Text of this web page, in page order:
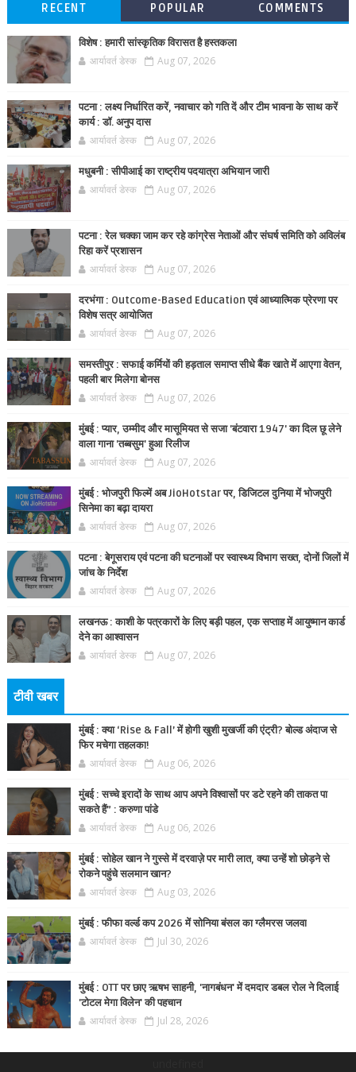
RECENT POPULAR COMMENTS
विशेष : हमारी सांस्कृतिक विरासत है हस्तकला
आर्यावर्त डेस्क Aug 07, 2026
पटना : लक्ष्य निर्धारित करें, नवाचार को गति दें और टीम भावना के साथ करें
कार्य : डॉ. अनुप दास
आर्यावर्त डेस्क Aug 07, 2026
मधुबनी : सीपीआई का राष्ट्रीय पदयात्रा अभियान जारी
आर्यावर्त डेस्क Aug 07, 2026
पटना : रेल चक्का जाम कर रहे कांग्रेस नेताओं और संघर्ष समिति को अविलंब
रिहा करें प्रशासन
आर्यावर्त डेस्क Aug 07, 2026
दरभंगा : Outcome-Based Education एवं आध्यात्मिक प्रेरणा पर
विशेष सत्र आयोजित
आर्यावर्त डेस्क Aug 07, 2026
समस्तीपुर : सफाई कर्मियों की हड़ताल समाप्त सीधे बैंक खाते में आएगा वेतन,
पहली बार मिलेगा बोनस
आर्यावर्त डेस्क Aug 07, 2026
मुंबई : प्यार, उम्मीद और मासूमियत से सजा 'बंटवारा 1947' का दिल छू लेने
वाला गाना 'तब्बसुम' हुआ रिलीज
आर्यावर्त डेस्क Aug 07, 2026
मुंबई : भोजपुरी फिल्में अब JioHotstar पर, डिजिटल दुनिया में भोजपुरी
सिनेमा का बढ़ा दायरा
आर्यावर्त डेस्क Aug 07, 2026
पटना : बेगूसराय एवं पटना की घटनाओं पर स्वास्थ्य विभाग सख्त, दोनों जिलों में
जांच के निर्देश
आर्यावर्त डेस्क Aug 07, 2026
लखनऊ : काशी के पत्रकारों के लिए बड़ी पहल, एक सप्ताह में आयुष्मान कार्ड
देने का आश्वासन
आर्यावर्त डेस्क Aug 07, 2026
टीवी खबर
मुंबई : क्या ‘Rise & Fall’ में होगी खुशी मुखर्जी की एंट्री? बोल्ड अंदाज से
फिर मचेगा तहलका!
आर्यावर्त डेस्क Aug 06, 2026
मुंबई : सच्चे इरादों के साथ आप अपने विश्वासों पर डटे रहने की ताकत पा
सकते हैं” : करुणा पांडे
आर्यावर्त डेस्क Aug 06, 2026
मुंबई : सोहेल खान ने गुस्से में दरवाज़े पर मारी लात, क्या उन्हें शो छोड़ने से
रोकने पहुंचे सलमान खान?
आर्यावर्त डेस्क Aug 03, 2026
मुंबई : फीफा वर्ल्ड कप 2026 में सोनिया बंसल का ग्लैमरस जलवा
आर्यावर्त डेस्क Jul 30, 2026
मुंबई : OTT पर छाए ऋषभ साहनी, 'नागबंधन' में दमदार डबल रोल ने दिलाई
'टोटल मेगा विलेन' की पहचान
आर्यावर्त डेस्क Jul 28, 2026